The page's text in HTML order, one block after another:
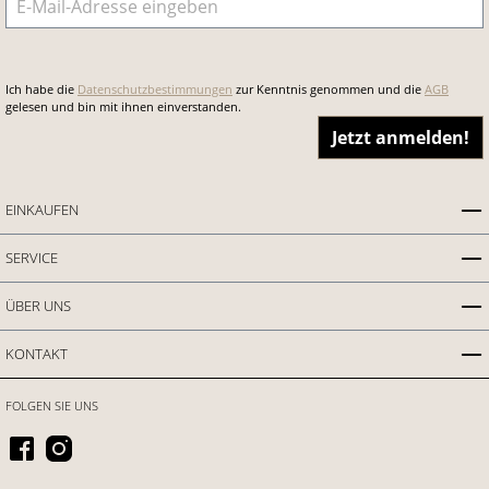
Ich habe die Datenschutzbestimmungen zur Kenntnis genommen und die AGB
gelesen und bin mit ihnen einverstanden.
Jetzt anmelden!
EINKAUFEN
SERVICE
ÜBER UNS
KONTAKT
FOLGEN SIE UNS